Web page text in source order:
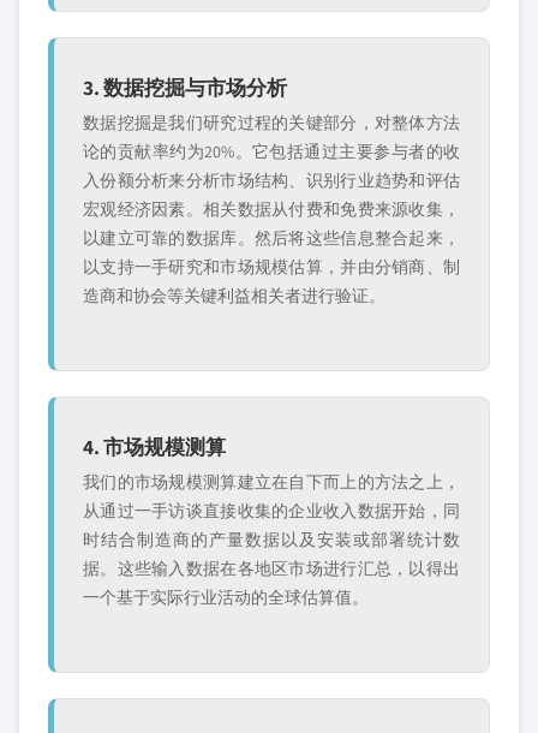
3. 数据挖掘与市场分析
数据挖掘是我们研究过程的关键部分，对整体方法
论的贡献率约为20%。它包括通过主要参与者的收
入份额分析来分析市场结构、识别行业趋势和评估
宏观经济因素。相关数据从付费和免费来源收集，
以建立可靠的数据库。然后将这些信息整合起来，
以支持一手研究和市场规模估算，并由分销商、制
造商和协会等关键利益相关者进行验证。
4. 市场规模测算
我们的市场规模测算建立在自下而上的方法之上，
从通过一手访谈直接收集的企业收入数据开始，同
时结合制造商的产量数据以及安装或部署统计数
据。这些输入数据在各地区市场进行汇总，以得出
一个基于实际行业活动的全球估算值。